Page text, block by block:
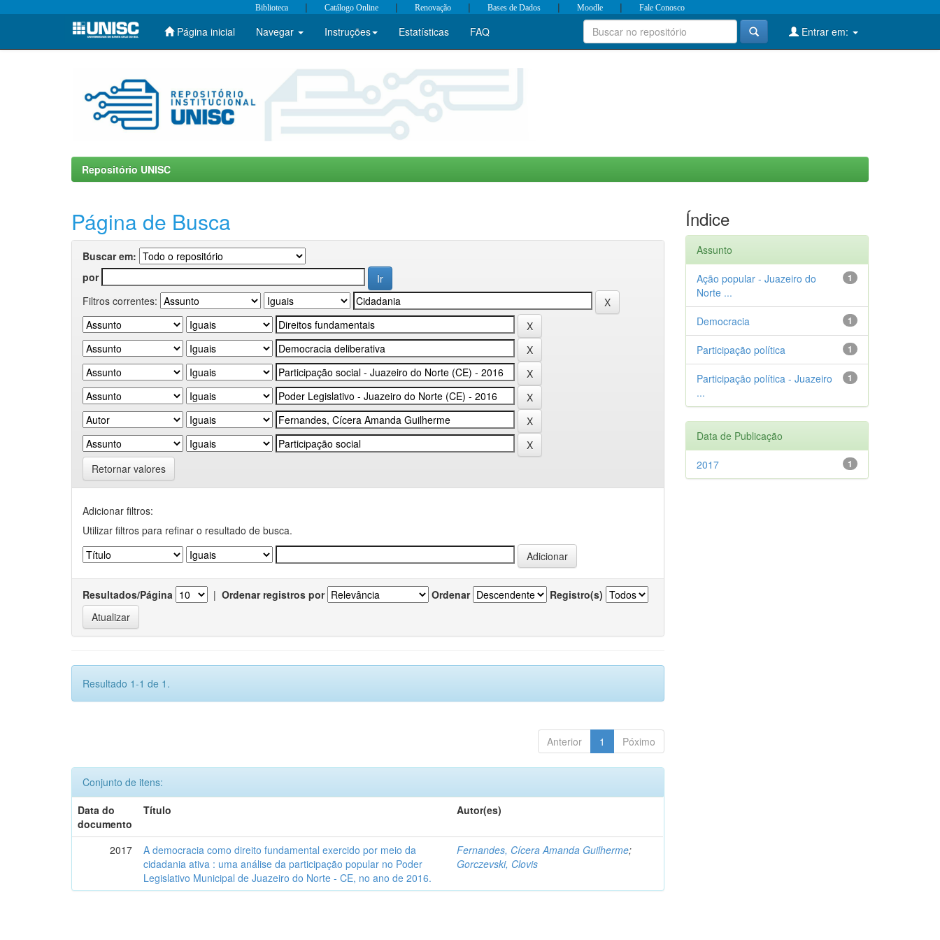
Skip
Biblioteca | Catálogo Online | Renovação | Bases de Dados | Moodle | Fale Conosco
Página inicial Navegar Instruções Estatísticas FAQ Entrar em:
Repositório UNISC
Página de Busca
Buscar em:
por
Filtros correntes:
Retornar valores
Adicionar filtros:
Utilizar filtros para refinar o resultado de busca.
Resultados/Página | Ordenar registros por Ordenar Registro(s)
Resultado 1-1 de 1.
Anterior 1 Póximo
Conjunto de itens:
Data do
documento
Título Autor(es)
2017
A democracia como direito fundamental exercido por meio da
cidadania ativa : uma análise da participação popular no Poder
Legislativo Municipal de Juazeiro do Norte - CE, no ano de 2016.
Fernandes, Cícera Amanda Guilherme;
Gorczevski, Clovis
Índice
Assunto
1
Ação popular - Juazeiro do
Norte ...
1
Democracia
1
Participação política
1
Participação política - Juazeiro
...
Data de Publicação
1
2017